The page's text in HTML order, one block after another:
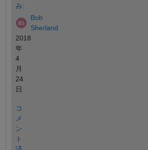
み:
Bob
Sherland
2018
年
4
月
24
日
コ
メ
ン
ト